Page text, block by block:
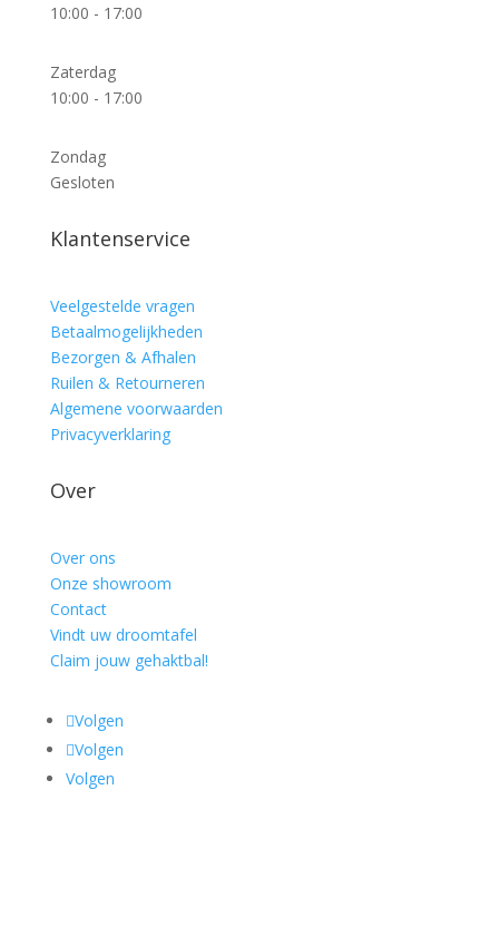
10:00 - 17:00
Zaterdag
10:00 - 17:00
Zondag
Gesloten
Klantenservice
Veelgestelde vragen
Betaalmogelijkheden
Bezorgen & Afhalen
Ruilen & Retourneren
Algemene voorwaarden
Privacyverklaring
Over
Over ons
Onze showroom
Contact
Vindt uw droomtafel
Claim jouw gehaktbal!
Volgen
Volgen
Volgen